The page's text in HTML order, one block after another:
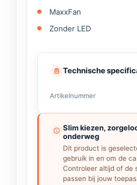
Meer comfort
camper of
De Maxxffan MaxxShade
zorgt voor extra comfort
van het dakluik af te
je een rustige en
Ideaal voor een goede
middagdutje op de
De Maxxffan MaxxShade
daarnaast om je interieur
MaxxFan
Zonder LED
Technische
Artikelnummer
Slim kiezen,
onderweg
Dit product is
gebruik in en om de
Controleer altijd of de
passen bij jouw